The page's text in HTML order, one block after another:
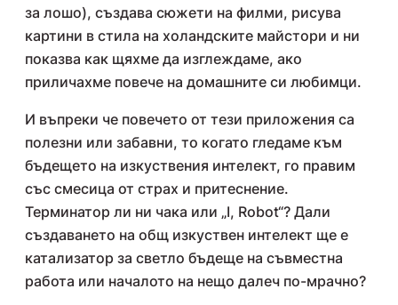
за лошо), създава сюжети на филми, рисува
картини в стила на холандските майстори и ни
показва как щяхме да изглеждаме, ако
приличахме повече на домашните си любимци.
И въпреки че повечето от тези приложения са
полезни или забавни, то когато гледаме към
бъдещето на изкуствения интелект, го правим
със смесица от страх и притеснение.
Терминатор ли ни чака или „I, Robot“? Дали
създаването на общ изкуствен интелект ще е
катализатор за светло бъдеще на съвместна
работа или началото на нещо далеч по-мрачно?